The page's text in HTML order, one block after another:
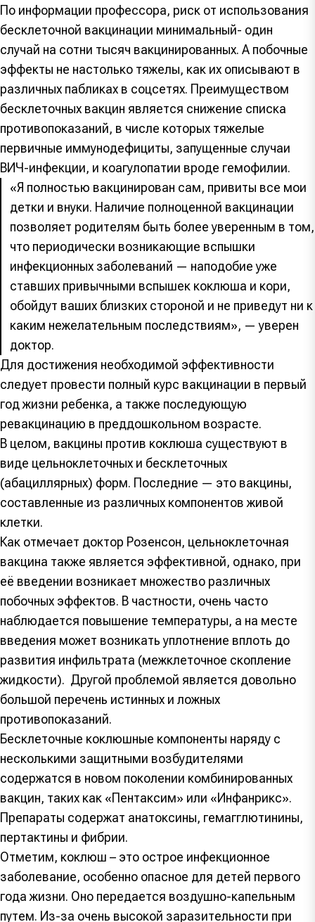
По информации профессора, риск от использования
бесклеточной вакцинации минимальный- один
случай на сотни тысяч вакцинированных. А побочные
эффекты не настолько тяжелы, как их описывают в
различных пабликах в соцсетях. Преимуществом
бесклеточных вакцин является снижение списка
противопоказаний, в числе которых тяжелые
первичные иммунодефициты, запущенные случаи
ВИЧ-инфекции, и коагулопатии вроде гемофилии.
«Я полностью вакцинирован сам, привиты все мои
детки и внуки. Наличие полноценной вакцинации
позволяет родителям быть более уверенным в том,
что периодически возникающие вспышки
инфекционных заболеваний — наподобие уже
ставших привычными вспышек коклюша и кори,
обойдут ваших близких стороной и не приведут ни к
каким нежелательным последствиям», — уверен
доктор.
Для достижения необходимой эффективности
следует провести полный курс вакцинации в первый
год жизни ребенка, а также последующую
ревакцинацию в преддошкольном возрасте.
В целом, вакцины против коклюша существуют в
виде цельноклеточных и бесклеточных
(абациллярных) форм. Последние — это вакцины,
составленные из различных компонентов живой
клетки.
Как отмечает доктор Розенсон, цельноклеточная
вакцина также является эффективной, однако, при
её введении возникает множество различных
побочных эффектов. В частности, очень часто
наблюдается повышение температуры, а на месте
введения может возникать уплотнение вплоть до
развития инфильтрата (межклеточное скопление
жидкости). Другой проблемой является довольно
большой перечень истинных и ложных
противопоказаний.
Бесклеточные коклюшные компоненты наряду с
несколькими защитными возбудителями
содержатся в новом поколении комбинированных
вакцин, таких как «Пентаксим» или «Инфанрикс».
Препараты содержат анатоксины, гемагглютинины,
пертактины и фибрии.
Отметим, коклюш – это острое инфекционное
заболевание, особенно опасное для детей первого
года жизни. Оно передается воздушно-капельным
путем. Из-за очень высокой заразительности при